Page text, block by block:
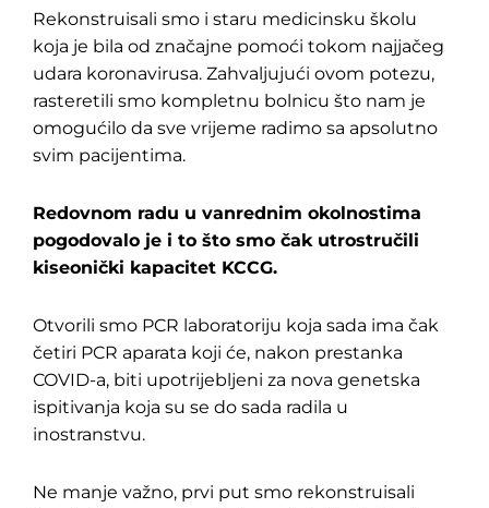
Rekonstruisali smo i staru medicinsku školu
koja je bila od značajne pomoći tokom najjačeg
udara koronavirusa. Zahvaljujući ovom potezu,
rasteretili smo kompletnu bolnicu što nam je
omogućilo da sve vrijeme radimo sa apsolutno
svim pacijentima.
Redovnom radu u vanrednim okolnostima
pogodovalo je i to što smo čak utrostručili
kiseonički kapacitet KCCG.
Otvorili smo PCR laboratoriju koja sada ima čak
četiri PCR aparata koji će, nakon prestanka
COVID-a, biti upotrijebljeni za nova genetska
ispitivanja koja su se do sada radila u
inostranstvu.
Ne manje važno, prvi put smo rekonstruisali